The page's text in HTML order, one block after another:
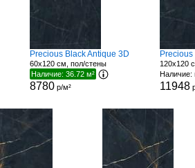
Precious Black Antique 3D
60x120 см, пол/стены
Наличие: 36.72 м²
8780 р/м²
120x120
Наличие:
11948